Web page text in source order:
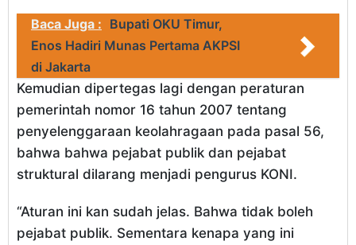
Baca Juga : Bupati OKU Timur,
Enos Hadiri Munas Pertama AKPSI
di Jakarta
Kemudian dipertegas lagi dengan peraturan
pemerintah nomor 16 tahun 2007 tentang
penyelenggaraan keolahragaan pada pasal 56,
bahwa bahwa pejabat publik dan pejabat
struktural dilarang menjadi pengurus KONI.
“Aturan ini kan sudah jelas. Bahwa tidak boleh
pejabat publik. Sementara kenapa yang ini